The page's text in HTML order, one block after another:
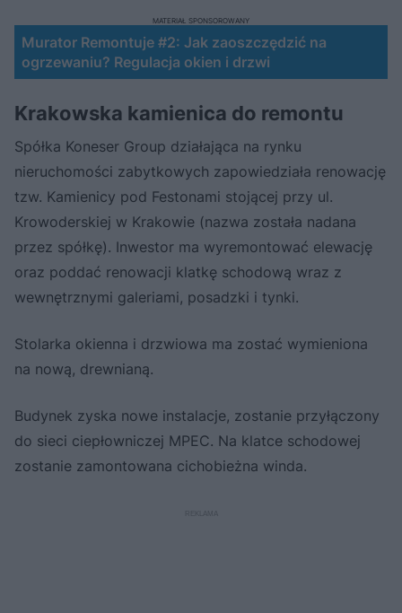
Murator Remontuje #2: Jak zaoszczędzić na
ogrzewaniu? Regulacja okien i drzwi
MATERIAŁ SPONSOROWANY
Krakowska kamienica do remontu
Spółka Koneser Group działająca na rynku
nieruchomości zabytkowych zapowiedziała renowację
tzw. Kamienicy pod Festonami stojącej przy ul.
Krowoderskiej w Krakowie (nazwa została nadana
przez spółkę). Inwestor ma wyremontować elewację
oraz poddać renowacji klatkę schodową wraz z
wewnętrznymi galeriami, posadzki i tynki.
Stolarka okienna i drzwiowa ma zostać wymieniona
na nową, drewnianą.
Budynek zyska nowe instalacje, zostanie przyłączony
do sieci ciepłowniczej MPEC. Na klatce schodowej
zostanie zamontowana cichobieżna winda.